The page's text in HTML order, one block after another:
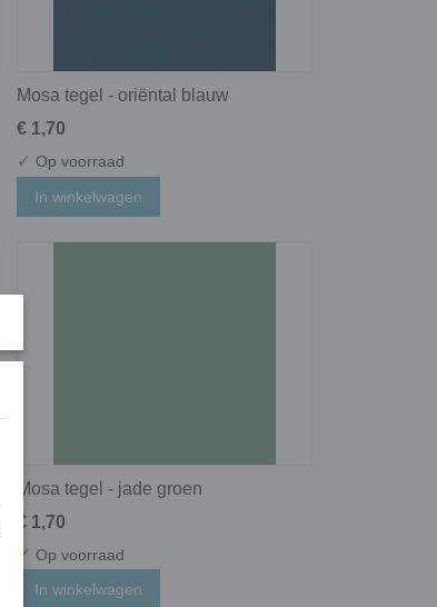
Mosa tegel - oriëntal blauw
€ 1,70
✓ Op voorraad
In winkelwagen
Mosa tegel - jade groen
€ 1,70
✓ Op voorraad
In winkelwagen